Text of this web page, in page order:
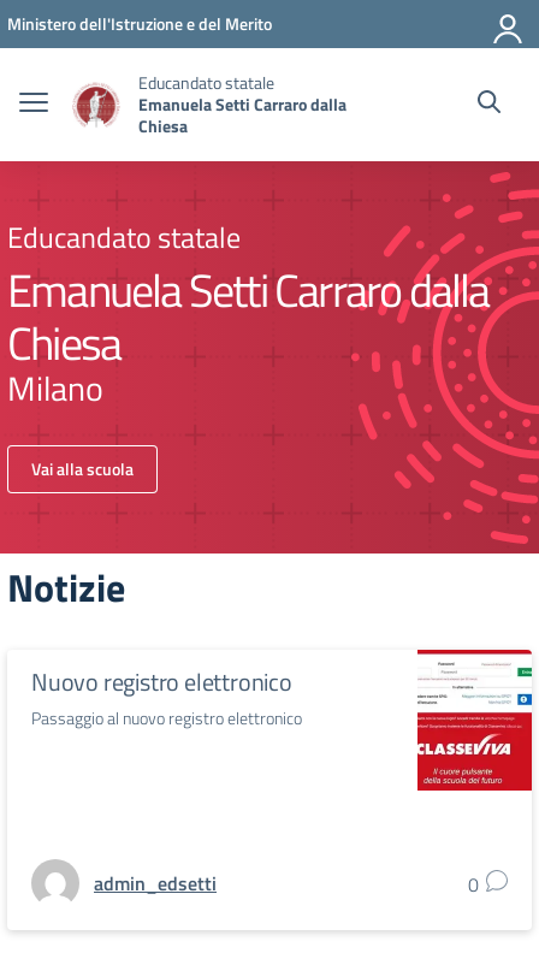
Vai ai contenuti
Vai al menu di navigazione
Vai al footer
Ministero dell'Istruzione e del Merito
Educandato statale
Emanuela Setti Carraro dalla
Chiesa
Educandato statale
Emanuela Setti Carraro dalla
Chiesa
Milano
Vai alla scuola
Notizie
Nuovo registro elettronico
Passaggio al nuovo registro elettronico
admin_edsetti 0